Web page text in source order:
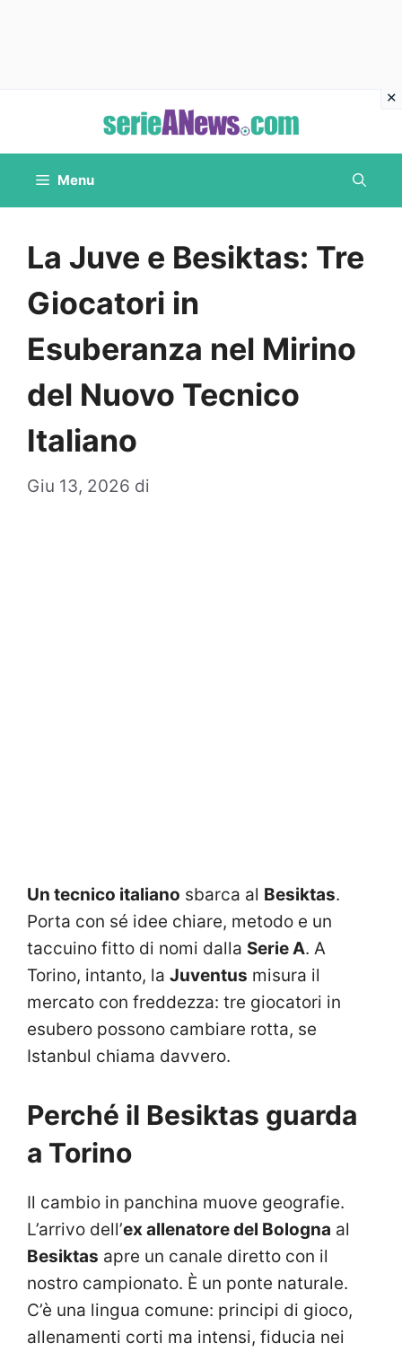
contenuto
Menu
La Juve e Besiktas: Tre
Giocatori in
Esuberanza nel Mirino
del Nuovo Tecnico
Italiano
Giu 13, 2026 di
Un tecnico italiano sbarca al Besiktas.
Porta con sé idee chiare, metodo e un
taccuino fitto di nomi dalla Serie A. A
Torino, intanto, la Juventus misura il
mercato con freddezza: tre giocatori in
esubero possono cambiare rotta, se
Istanbul chiama davvero.
Perché il Besiktas guarda
a Torino
Il cambio in panchina muove geografie.
L’arrivo dell’ex allenatore del Bologna al
Besiktas apre un canale diretto con il
nostro campionato. È un ponte naturale.
C’è una lingua comune: principi di gioco,
allenamenti corti ma intensi, fiducia nei